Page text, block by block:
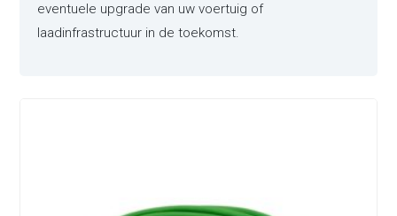
eventuele upgrade van uw voertuig of
laadinfrastructuur in de toekomst.